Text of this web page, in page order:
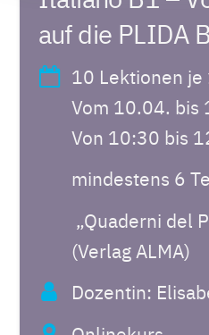
auf die PLIDA
10 Lektionen
Vom 10.04. bis
Von 10:30 bis
mindestens 6
„Quaderni del
(Verlag ALMA)
Dozentin: